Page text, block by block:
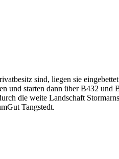
sind, liegen sie
und starten dann über B432
die weite Landschaft
Tangstedt.